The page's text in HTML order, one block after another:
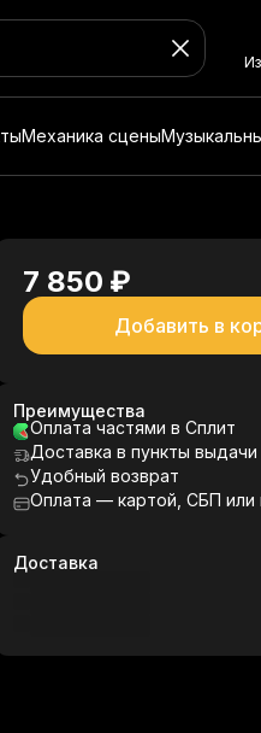
Механика сцены
7 850 ₽
Добавить в
Преимущества
Оплата частями в Сплит
Доставка в пункты
Удобный возврат
Оплата — картой, СБП или
Доставка